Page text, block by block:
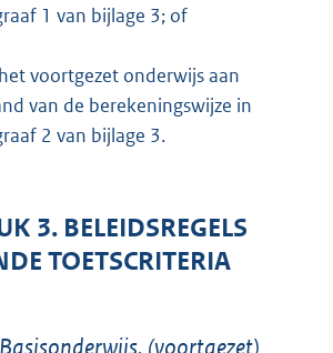
1 van bijlage 3; of
voortgezet onderwijs aan
van de berekeningswijze in
2 van bijlage 3.
3. BELEIDSREGELS
TOETSCRITERIA
(voortgezet)